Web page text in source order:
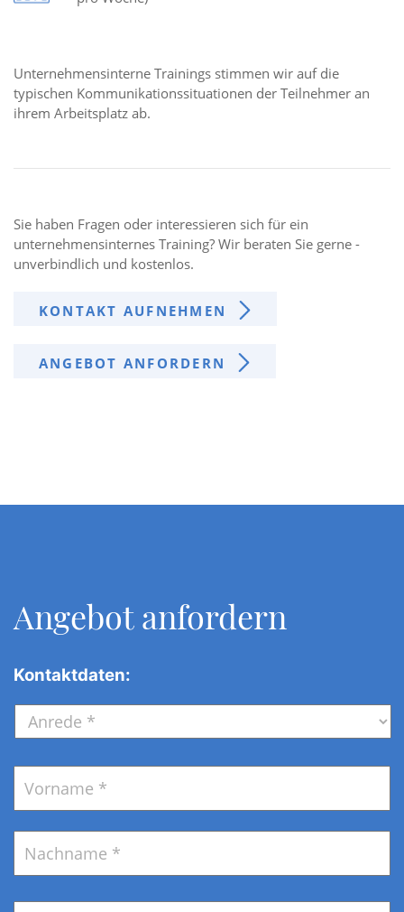
Unternehmensinterne Trainings stimmen wir auf die
typischen Kommunikationssituationen der Teilnehmer an
ihrem Arbeitsplatz ab.
Sie haben Fragen oder interessieren sich für ein
unternehmensinternes Training? Wir beraten Sie gerne -
unverbindlich und kostenlos.
KONTAKT AUFNEHMEN
ANGEBOT ANFORDERN
Angebot anfordern
Kontaktdaten:
Anrede *
Name *
Firma